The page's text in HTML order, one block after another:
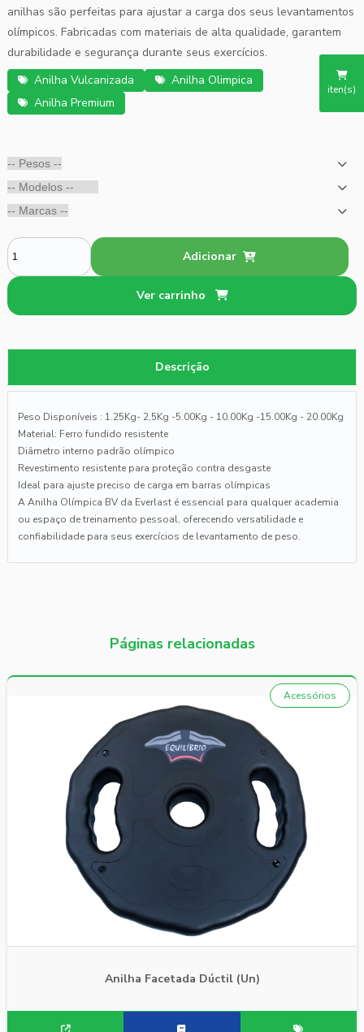
iten(s)
anilhas são perfeitas para ajustar a carga dos seus levantamentos
olímpicos. Fabricadas com materiais de alta qualidade, garantem
durabilidade e segurança durante seus exercícios.
Anilha Vulcanizada
Anilha Olimpica
Anilha Premium
Adicionar
Ver carrinho
Descrição
Peso Disponíveis : 1.25Kg- 2,5Kg -5.00Kg - 10.00Kg -15.00Kg - 20.00Kg
Material: Ferro fundido resistente
Diâmetro interno padrão olímpico
Revestimento resistente para proteção contra desgaste
Ideal para ajuste preciso de carga em barras olímpicas
A Anilha Olímpica BV da Everlast é essencial para qualquer academia
ou espaço de treinamento pessoal, oferecendo versatilidade e
confiabilidade para seus exercícios de levantamento de peso.
Páginas relacionadas
Anilha Facetada Dúctil (Un)
Acessórios